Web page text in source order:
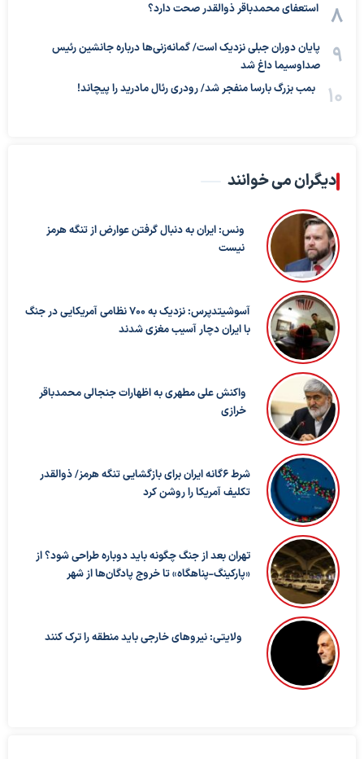
استعفای محمدباقر ذوالقدر صحت دارد؟
پایان دوران جبلی نزدیک است/ گمانه‌زنی‌ها درباره جانشین رئیس
صداوسیما داغ شد
بمب بزرگ بارسا منفجر شد/ رودری رئال مادرید را پیچاند!
دیگران می خوانند
ونس: ایران به دنبال گرفتن عوارض از تنگه هرمز
نیست
آسوشیتدپرس: نزدیک به ۷۰۰ نظامی آمریکایی در جنگ
با ایران دچار آسیب مغزی شدند
واکنش علی مطهری به اظهارات جنجالی محمدباقر
خرازی
شرط ۶گانه ایران برای بازگشایی تنگه هرمز/ ذوالقدر
تکلیف آمریکا را روشن کرد
تهران بعد از جنگ چگونه باید دوباره طراحی شود؟ از
«پارکینگ-پناهگاه» تا خروج پادگان‌ها از شهر
ولایتی: نیروهای خارجی باید منطقه را ترک کنند